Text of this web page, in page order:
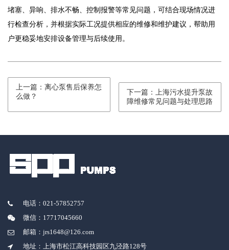
堵塞、异响、排水不畅、控制报警等常见问题，可结合现场情况进
行检查分析，并根据实际工况提供相应的维修和维护建议，帮助用
户更稳妥地安排设备管理与后续使用。
上一篇：离心泵售后保养怎
么做？
下一篇：上海污水提升泵故
障维修常见问题与处理思路
电话：021-57852757
微信：17717045660
邮箱：jrs1648@126.com
地址：上海市松江高科技园区九泾路128号